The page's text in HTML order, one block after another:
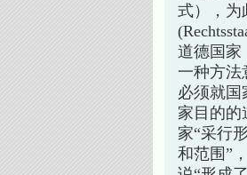
式），为
道德国家
一种方法
必须就国
家目的的
家“采行
和范围”